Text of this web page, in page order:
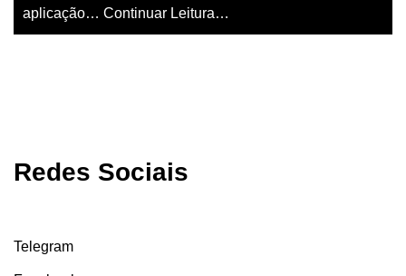
aplicação… Continuar Leitura…
Redes Sociais
Telegram